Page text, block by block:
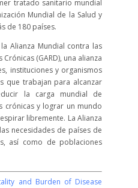
tratado sanitario mundial
Mundial de la Salud y
de 180 países.
Alianza Mundial contra las
(GARD), una alianza
instituciones y organismos
que trabajan para alcanzar
la carga mundial de
crónicas y lograr un mundo
libremente. La Alianza
necesidades de países de
así como de poblaciones
and Burden of Disease